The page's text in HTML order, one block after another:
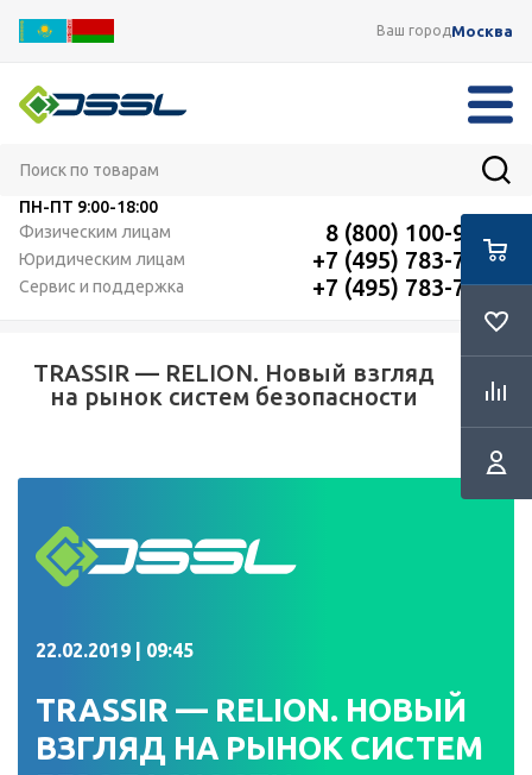
Ваш городМосква
ПН-ПТ 9:00-18:00
Физическим лицам
8 (800) 100-91-12
Юридическим лицам +7 (495) 783-72-87
Сервис и поддержка +7 (495) 783-72-87
TRASSIR — RELION. Новый взгляд
на рынок систем безопасности
22.02.2019 | 09:45
TRASSIR — RELION. НОВЫЙ
ВЗГЛЯД НА РЫНОК СИСТЕМ